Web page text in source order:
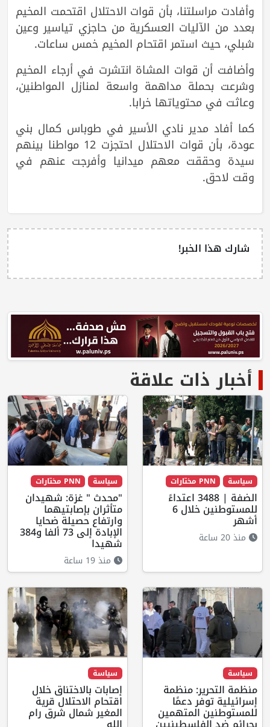
وأفادت مراسلتنا، بأن قوات الاحتلال اقتحمت المخيم
بعدد من الآليات العسكرية من حاجزي تياسير وعين
شبلي، حيث استمر اقتحام المخيم خمس ساعات.
وأضافت أن قوات المشاة انتشرت في أرجاء المخيم
وشرعت بحملة مداهمة واسعة لمنازل المواطنين،
وعاثت في محتوياتها خرابا.
كما أفاد مدير نادي الأسير في طوباس كمال بني
عودة، بأن قوات الاحتلال احتجزت 12 مواطنا بينهم
سيدة وحققت معهم ميدانيا وأفرجت عنهم في
وقت لاحق.
شارك هذا الخبر!
أخبار ذات علاقة
سياسة PNN مختارات
الضفة | 3488 اعتداءً
للمستوطنين خلال 6
أشهر
منذ 20 ساعة
سياسة PNN مختارات
"محدث " غزة: شهيدان
متأثران بإصابتيهما
وارتفاع حصيلة ضحايا
الإبادة إلى 73 ألفا و384
شهيدا
منذ 19 ساعة
سياسة
منظمة التحرير: منظمة
إسرائيلية توفر دعمًا
للمستوطنين المتهمين
سياسة
إصابات بالاختناق خلال
اقتحام الاحتلال قرية
المغير شمال شرق رام